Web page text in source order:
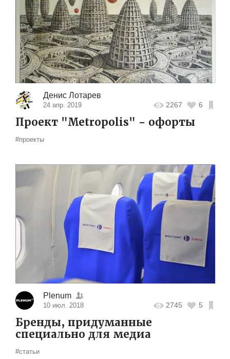
Денис Лотарев
24 апр. 2019 2267 6
Проект "Metropolis" - офорты
#проекты
Plenum
10 июл. 2018 2745 5
Бренды, придуманные
специально для медиа
#статьи